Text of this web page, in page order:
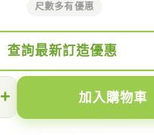
尺數多有優惠
查詢最新訂造優惠
+ 加入購物車